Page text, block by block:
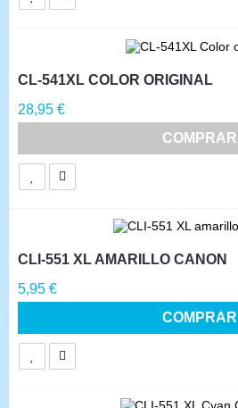
CL-541XL COLOR ORIGINAL
Precio
28,95 €
COMPRAR
CLI-551 XL AMARILLO CANON
Precio
5,95 €
COMPRAR